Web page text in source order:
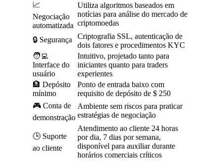
📈
Negociação
automatizada
Utiliza algoritmos baseados em
notícias para análise do mercado de
criptomoedas
🔒 Segurança
Criptografia SSL, autenticação de
dois fatores e procedimentos KYC
🧑‍💻
Interface do
usuário
Intuitivo, projetado tanto para
iniciantes quanto para traders
experientes
🏦 Depósito
mínimo
Ponto de entrada baixo com
requisito de depósito de $ 250
🎮 Conta de
demonstração
Ambiente sem riscos para praticar
estratégias de negociação
🕒 Suporte
ao cliente
Atendimento ao cliente 24 horas
por dia, 7 dias por semana,
disponível para auxiliar durante
horários comerciais críticos